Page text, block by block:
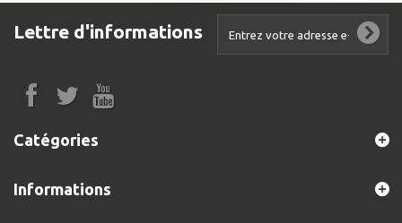
Lettre d'informations
Catégories
Informations